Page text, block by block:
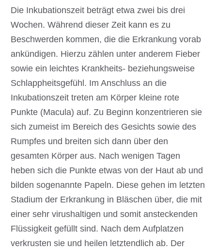
Die Inkubationszeit beträgt etwa zwei bis drei
Wochen. Während dieser Zeit kann es zu
Beschwerden kommen, die die Erkrankung vorab
ankündigen. Hierzu zählen unter anderem Fieber
sowie ein leichtes Krankheits- beziehungsweise
Schlappheitsgefühl. Im Anschluss an die
Inkubationszeit treten am Körper kleine rote
Punkte (Macula) auf. Zu Beginn konzentrieren sie
sich zumeist im Bereich des Gesichts sowie des
Rumpfes und breiten sich dann über den
gesamten Körper aus. Nach wenigen Tagen
heben sich die Punkte etwas von der Haut ab und
bilden sogenannte Papeln. Diese gehen im letzten
Stadium der Erkrankung in Bläschen über, die mit
einer sehr virushaltigen und somit ansteckenden
Flüssigkeit gefüllt sind. Nach dem Aufplatzen
verkrusten sie und heilen letztendlich ab. Der